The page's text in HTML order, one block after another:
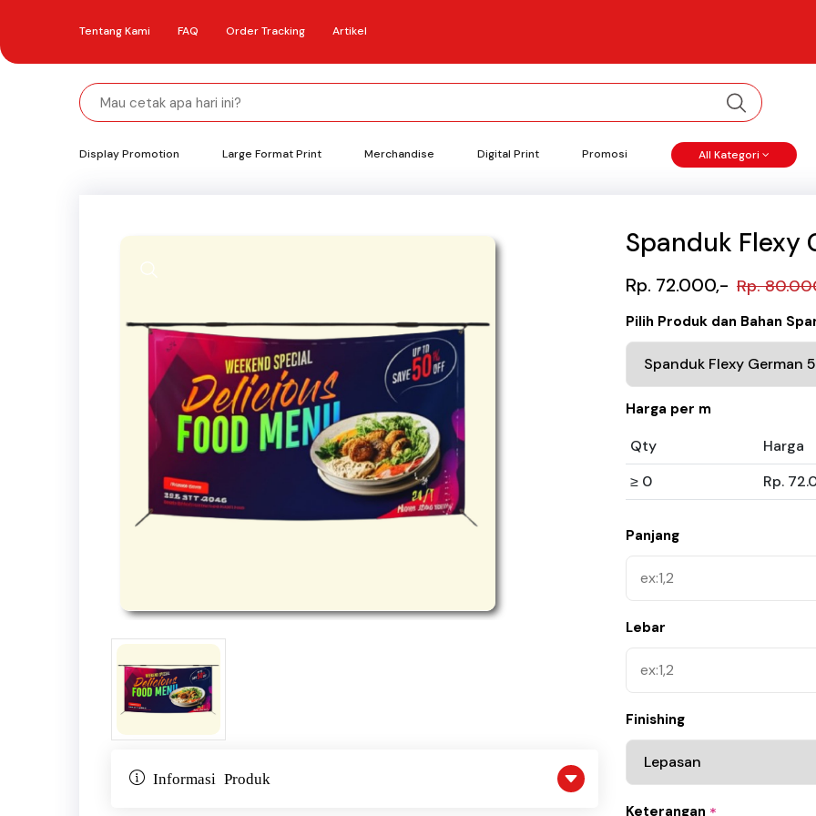
Tentang Kami FAQ Order Tracking Artikel
Display Promotion Large Format Print Merchandise Digital Print Promosi All Kategori
Informasi Produk
Spanduk Flexy
Rp. 72.000,- Rp.
Pilih Produk dan Bahan
Harga per m
Qty
Harga
≥ 0
Rp.
Panjang
Lebar
Finishing
Keterangan *